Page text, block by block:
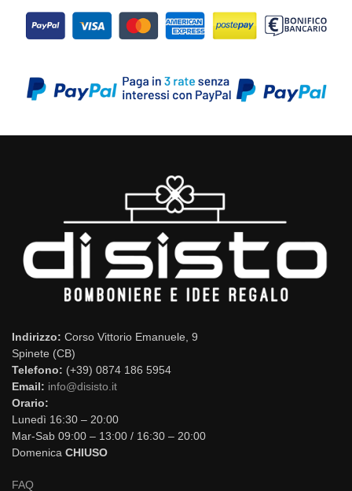
Indirizzo: Corso Vittorio Emanuele, 9
Spinete (CB)
Telefono: (+39) 0874 186 5954
Email: info@disisto.it
Orario:
Lunedì 16:30 – 20:00
Mar-Sab 09:00 – 13:00 / 16:30 – 20:00
Domenica CHIUSO
FAQ